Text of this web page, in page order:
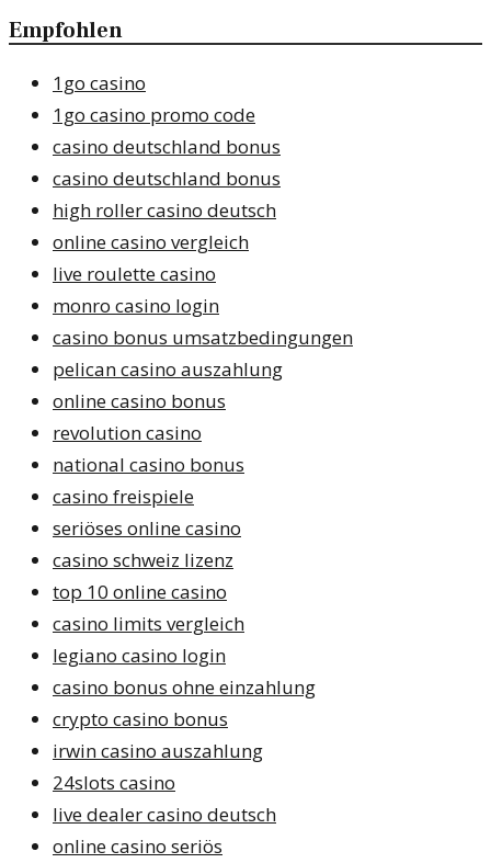
Empfohlen
1go casino
1go casino promo code
casino deutschland bonus
casino deutschland bonus
high roller casino deutsch
online casino vergleich
live roulette casino
monro casino login
casino bonus umsatzbedingungen
pelican casino auszahlung
online casino bonus
revolution casino
national casino bonus
casino freispiele
seriöses online casino
casino schweiz lizenz
top 10 online casino
casino limits vergleich
legiano casino login
casino bonus ohne einzahlung
crypto casino bonus
irwin casino auszahlung
24slots casino
live dealer casino deutsch
online casino seriös